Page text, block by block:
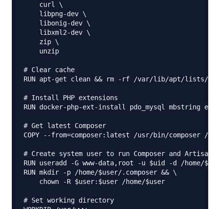
    curl \
    libpng-dev \
    libonig-dev \
    libxml2-dev \
    zip \
    unzip
# Clear cache
RUN apt-get clean && rm -rf /var/lib/apt/lists/*
# Install PHP extensions
RUN docker-php-ext-install pdo_mysql mbstring
# Get latest Composer
COPY --from=composer:latest /usr/bin/composer /
# Create system user to run Composer and Artisan
RUN useradd -G www-data,root -u $uid -d /home/
RUN mkdir -p /home/$user/.composer && \
    chown -R $user:$user /home/$user
# Set working directory